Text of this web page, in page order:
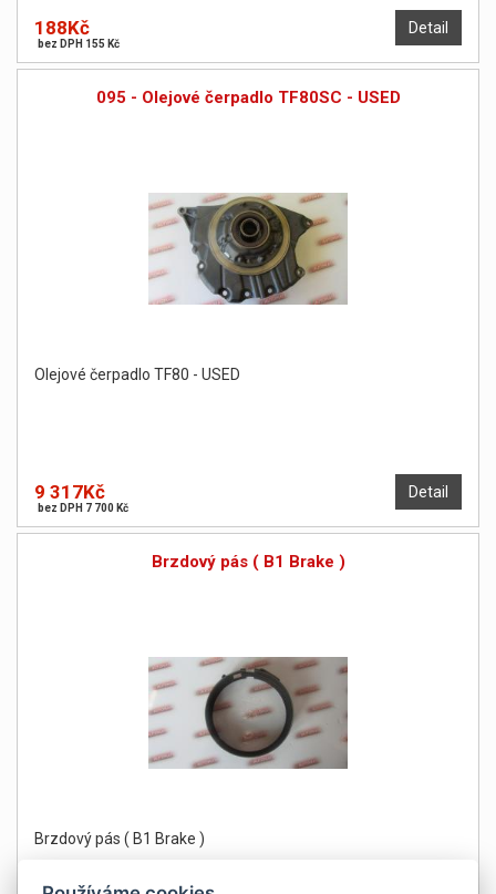
Detail
188Kč
bez DPH 155 Kč
095 - Olejové čerpadlo TF80SC - USED
Olejové čerpadlo TF80 - USED
Detail
9 317Kč
bez DPH 7 700 Kč
Brzdový pás ( B1 Brake )
Brzdový pás ( B1 Brake )